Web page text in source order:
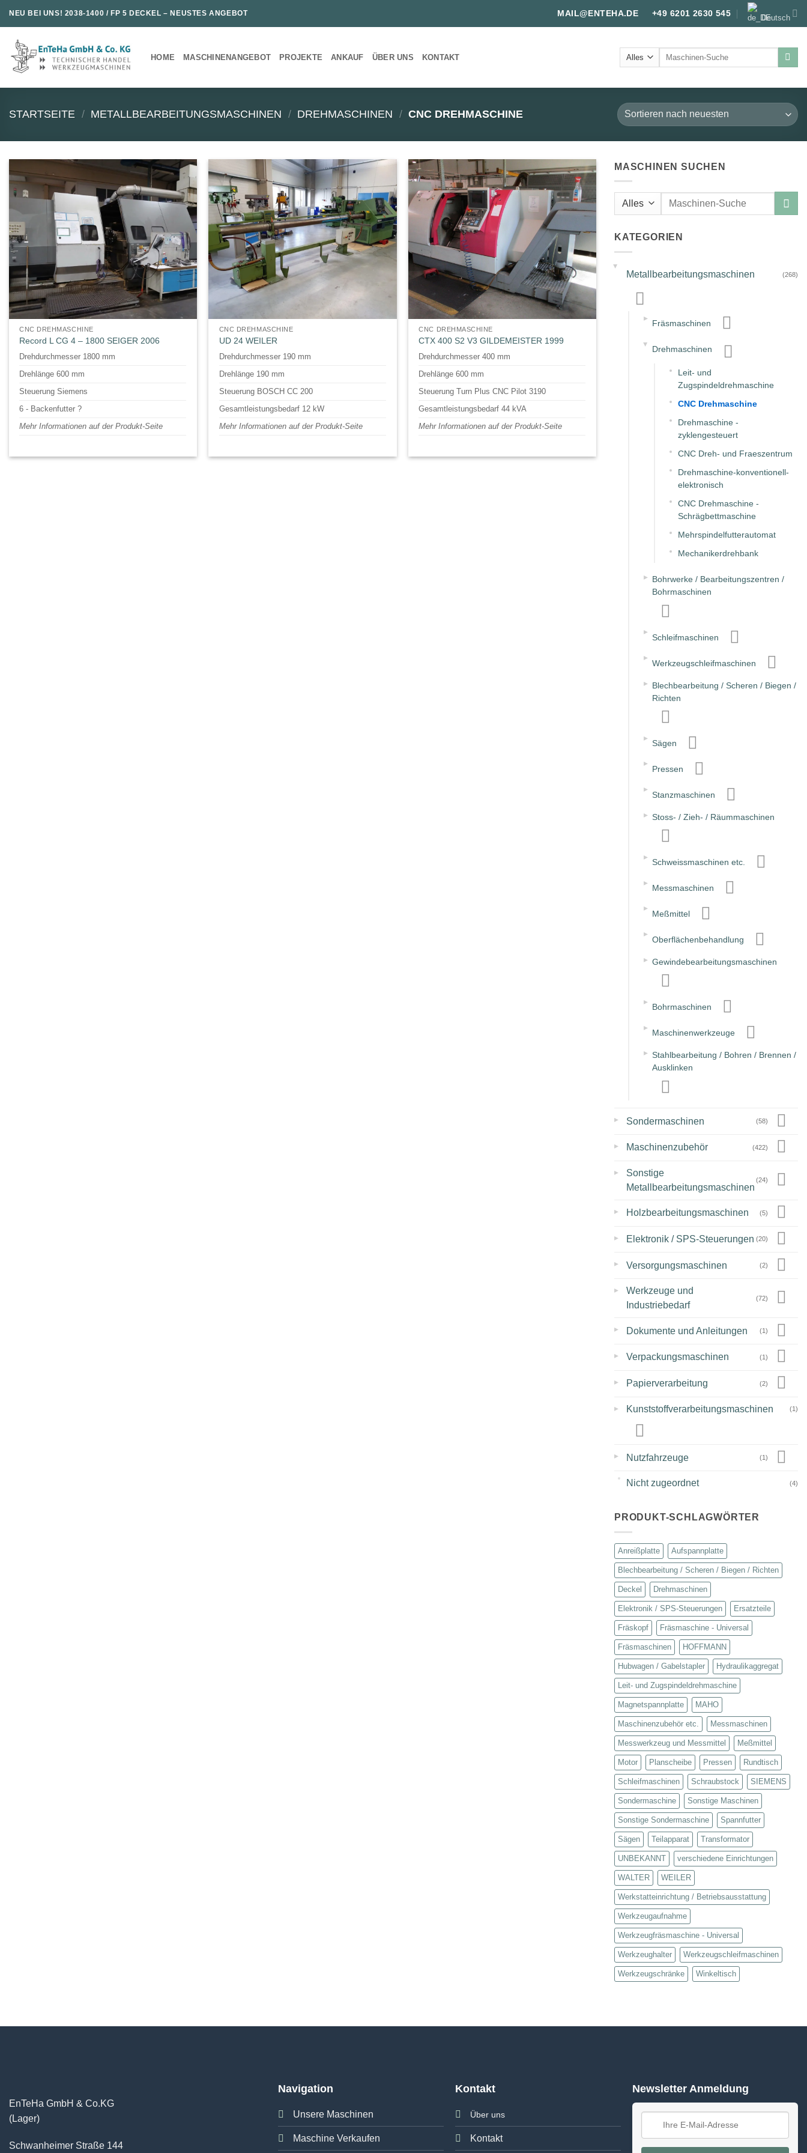
NEU BEI UNS! 2038-1400 / FP 5 DECKEL – NEUSTES ANGEBOT MAIL@ENTEHA.DE +49 6201 2630 545 Deutsch
HOME MASCHINENANGEBOT PROJEKTE ANKAUF ÜBER UNS KONTAKT
Suche
STARTSEITE / METALLBEARBEITUNGSMASCHINEN / DREHMASCHINEN / CNC DREHMASCHINE
CNC DREHMASCHINE
Record L CG 4 – 1800 SEIGER 2006
Drehdurchmesser 1800 mm
Drehlänge 600 mm
Steuerung Siemens
6 - Backenfutter ?
Mehr Informationen auf der Produkt-Seite
CNC DREHMASCHINE
UD 24 WEILER
Drehdurchmesser 190 mm
Drehlänge 190 mm
Steuerung BOSCH CC 200
Gesamtleistungsbedarf 12 kW
Mehr Informationen auf der Produkt-Seite
CNC DREHMASCHINE
CTX 400 S2 V3 GILDEMEISTER 1999
Drehdurchmesser 400 mm
Drehlänge 600 mm
Steuerung Turn Plus CNC Pilot 3190
Gesamtleistungsbedarf 44 kVA
Mehr Informationen auf der Produkt-Seite
MASCHINEN SUCHEN
Suche
KATEGORIEN
▸
Metallbearbeitungsmaschinen (268)
▸
Fräsmaschinen
▸
Drehmaschinen
Leit- und
Zugspindeldrehmaschine
CNC Drehmaschine
Drehmaschine -
zyklengesteuert
CNC Dreh- und Fraeszentrum
Drehmaschine-konventionell-
elektronisch
CNC Drehmaschine -
Schrägbettmaschine
Mehrspindelfutterautomat
Mechanikerdrehbank
▸ Bohrwerke / Bearbeitungszentren /
Bohrmaschinen
▸
Schleifmaschinen
▸
Werkzeugschleifmaschinen
▸ Blechbearbeitung / Scheren / Biegen /
Richten
▸
Sägen
▸
Pressen
▸
Stanzmaschinen
▸ Stoss- / Zieh- / Räummaschinen
▸
Schweissmaschinen etc.
▸
Messmaschinen
▸
Meßmittel
▸
Oberflächenbehandlung
▸ Gewindebearbeitungsmaschinen
▸
Bohrmaschinen
▸
Maschinenwerkzeuge
▸ Stahlbearbeitung / Bohren / Brennen /
Ausklinken
▸ Sondermaschinen (58)
▸ Maschinenzubehör (422)
▸
Sonstige
Metallbearbeitungsmaschinen
(24)
▸ Holzbearbeitungsmaschinen (5)
▸ Elektronik / SPS-Steuerungen (20)
▸ Versorgungsmaschinen (2)
▸
Werkzeuge und
Industriebedarf
(72)
▸ Dokumente und Anleitungen (1)
▸ Verpackungsmaschinen (1)
▸ Papierverarbeitung (2)
▸ Kunststoffverarbeitungsmaschinen (1)
▸ Nutzfahrzeuge (1)
Nicht zugeordnet (4)
PRODUKT-SCHLAGWÖRTER
Anreißplatte Aufspannplatte
Blechbearbeitung / Scheren / Biegen / Richten
Deckel Drehmaschinen
Elektronik / SPS-Steuerungen Ersatzteile
Fräskopf Fräsmaschine - Universal
Fräsmaschinen HOFFMANN
Hubwagen / Gabelstapler Hydraulikaggregat
Leit- und Zugspindeldrehmaschine
Magnetspannplatte MAHO
Maschinenzubehör etc. Messmaschinen
Messwerkzeug und Messmittel Meßmittel
Motor Planscheibe Pressen Rundtisch
Schleifmaschinen Schraubstock SIEMENS
Sondermaschine Sonstige Maschinen
Sonstige Sondermaschine Spannfutter
Sägen Teilapparat Transformator
UNBEKANNT verschiedene Einrichtungen
WALTER WEILER
Werkstatteinrichtung / Betriebsausstattung
Werkzeugaufnahme
Werkzeugfräsmaschine - Universal
Werkzeughalter Werkzeugschleifmaschinen
Werkzeugschränke Winkeltisch
EnTeHa GmbH & Co.KG
(Lager)
Schwanheimer Straße 144
Navigation
Unsere Maschinen
Maschine Verkaufen
Kontakt
Über uns
Kontakt
Newsletter Anmeldung